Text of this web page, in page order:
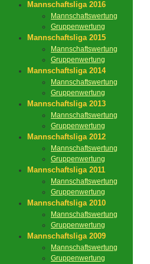
Mannschaftsliga 2016
Mannschaftswertung
Gruppenwertung
Mannschaftsliga 2015
Mannschaftswertung
Gruppenwertung
Mannschaftsliga 2014
Mannschaftswertung
Gruppenwertung
Mannschaftsliga 2013
Mannschaftswertung
Gruppenwertung
Mannschaftsliga 2012
Mannschaftswertung
Gruppenwertung
Mannschaftsliga 2011
Mannschaftswertung
Gruppenwertung
Mannschaftsliga 2010
Mannschaftswertung
Gruppenwertung
Mannschaftsliga 2009
Mannschaftswertung
Gruppenwertung